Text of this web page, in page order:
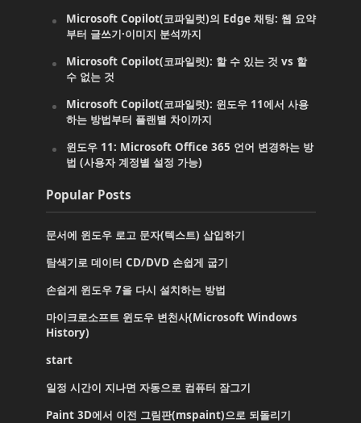
Microsoft Copilot(코파일럿)의 Edge 채팅: 웹 요약
부터 글쓰기·이미지 분석까지
Microsoft Copilot(코파일럿): 할 수 있는 것 vs 할
수 없는 것
Microsoft Copilot(코파일럿): 윈도우 11에서 사용
하는 방법부터 플랜별 차이까지
윈도우 11: Microsoft Office 365 언어 변경하는 방
법 (사용자 계정별 설정 가능)
Popular Posts
문서에 윈도우 로고 문자(텍스트) 삽입하기
탐색기로 데이터 CD/DVD 손쉽게 굽기
손쉽게 윈도우 7을 다시 설치하는 방법
마이크로소프트 윈도우 변천사(Microsoft Windows
History)
start
일정 시간이 지나면 자동으로 컴퓨터 잠그기
Paint 3D에서 이전 그림판(mspaint)으로 되돌리기